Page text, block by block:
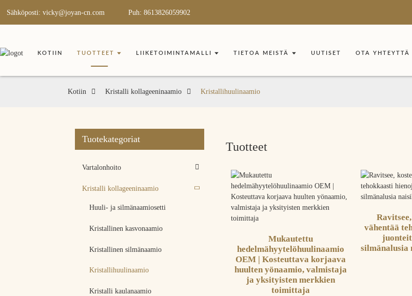
Sähköposti: vicky@joyan-cn.com Puh: 8613826059902
KOTIIN TUOTTEET LIIKETOIMINTAMALLI TIETOA MEISTÄ UUTISET OTA YHTEYTTÄ
Kotiin Kristalli kollageeninaamio Kristallihuulinaamio
Tuotekategoriat
Vartalonhoito
Kristalli kollageeninaamio
Huuli- ja silmänaamiosetti
Kristallinen kasvonaamio
Kristallinen silmänaamio
Kristallihuulinaamio
Kristalli kaulanaamio
Tuotteet
Mukautettu
hedelmähyytelöhuulinaamio
OEM | Kosteuttava korjaava
huulten yönaamio, valmistaja
ja yksityisten merkkien
toimittaja
vähentää
silmänalusia